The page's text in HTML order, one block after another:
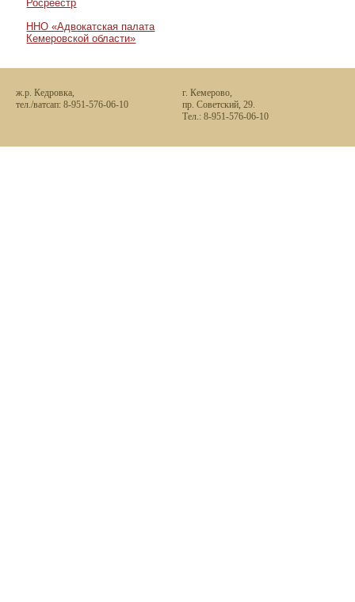
Росреестр
ННО «Адвокатская палата
Кемеровской области»
ж.р. Кедровка,
тел./ватсап: 8-951-576-06-10
г. Кемерово,
пр. Советский, 29.
Тел.: 8-951-576-06-10